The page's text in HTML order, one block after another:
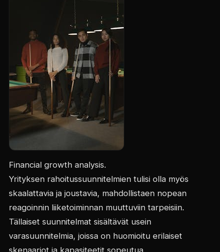
Financial growth analysis.
Yrityksen rahoitussuunnitelmien tulisi olla myös
skaalattavia ja joustavia, mahdollistaen nopean
reagoinnin liiketoiminnan muuttuviin tarpeisiin.
Tällaiset suunnitelmat sisältävät usein
varasuunnitelmia, joissa on huomioitu erilaiset
skenaariot ja kapasiteetit sopeutua